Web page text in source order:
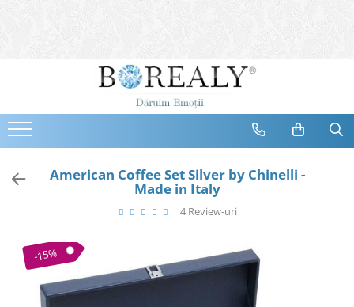
Bijuterii
Cercei
Bratari
Coliere
Destinatari
Bijuterii Femei
Bijuterii Copii
American Coffee Set Silver by Chinelli -
Made in Italy
4 Review-uri
-15%